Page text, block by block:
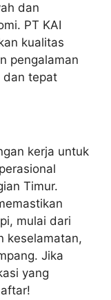
dan
PT KAI
kualitas
pengalaman
dan tepat
kerja untuk
Timur.
mulai dari
keselamatan,
Jika
yang